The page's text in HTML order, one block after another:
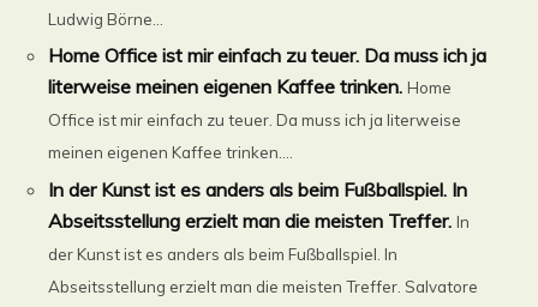
Ludwig Börne...
Home Office ist mir einfach zu teuer. Da muss ich ja
literweise meinen eigenen Kaffee trinken. Home
Office ist mir einfach zu teuer. Da muss ich ja literweise
meinen eigenen Kaffee trinken....
In der Kunst ist es anders als beim Fußballspiel. In
Abseitsstellung erzielt man die meisten Treffer. In
der Kunst ist es anders als beim Fußballspiel. In
Abseitsstellung erzielt man die meisten Treffer. Salvatore